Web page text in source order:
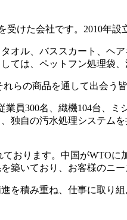
た会社です。2010年設
ル、バススカート、ヘ
は、ペットフン処理袋
の商品を通して出会う
300名、織機104台、
自の汚水処理システム
ります。中国がWTOに
いており、お客様のニ
積み重ね、仕事に取り